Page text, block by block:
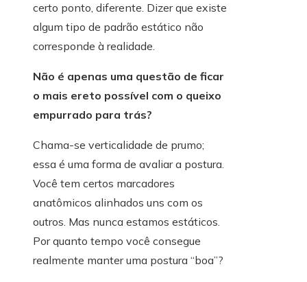
certo ponto, diferente. Dizer que existe
algum tipo de padrão estático não
corresponde à realidade.
Não é apenas uma questão de ficar
o mais ereto possível com o queixo
empurrado para trás?
Chama-se verticalidade de prumo;
essa é uma forma de avaliar a postura.
Você tem certos marcadores
anatômicos alinhados uns com os
outros. Mas nunca estamos estáticos.
Por quanto tempo você consegue
realmente manter uma postura “boa”?